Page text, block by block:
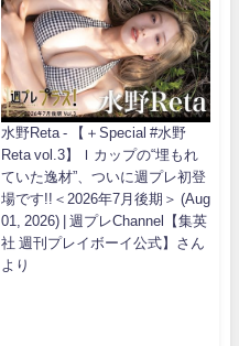
水野Reta - 【＋Special #水野
Reta vol.3】Ｉカップの“埋もれ
ていた逸材”、ついに週プレ初登
場です!!＜2026年7月後期＞ (Aug
01, 2026) | 週プレChannel【集英
社 週刊プレイボーイ公式】さん
より